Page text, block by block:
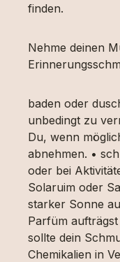
finden.
Nehme deinen
baden oder
unbedingt zu
Du, wenn
abnehmen. •
oder bei
Solaruim oder
starker Sonne
Parfüm
sollte dein
Chemikalien in